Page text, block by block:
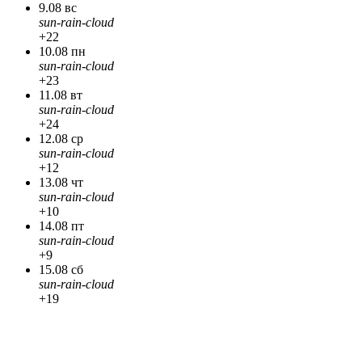
9.08 вс
sun-rain-cloud
+22
10.08 пн
sun-rain-cloud
+23
11.08 вт
sun-rain-cloud
+24
12.08 ср
sun-rain-cloud
+12
13.08 чт
sun-rain-cloud
+10
14.08 пт
sun-rain-cloud
+9
15.08 сб
sun-rain-cloud
+19